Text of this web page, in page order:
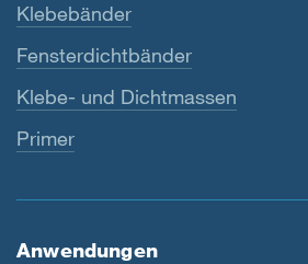
Klebebänder
Fensterdichtbänder
Klebe- und Dichtmassen
Primer
Anwendungen